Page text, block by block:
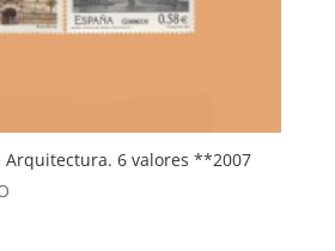
Arquitectura. 6 valores **2007